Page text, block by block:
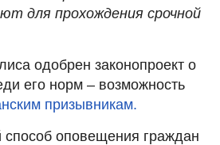
для прохождения срочной
одобрен законопроект о
его норм – возможность
призывникам.
способ оповещения граждан